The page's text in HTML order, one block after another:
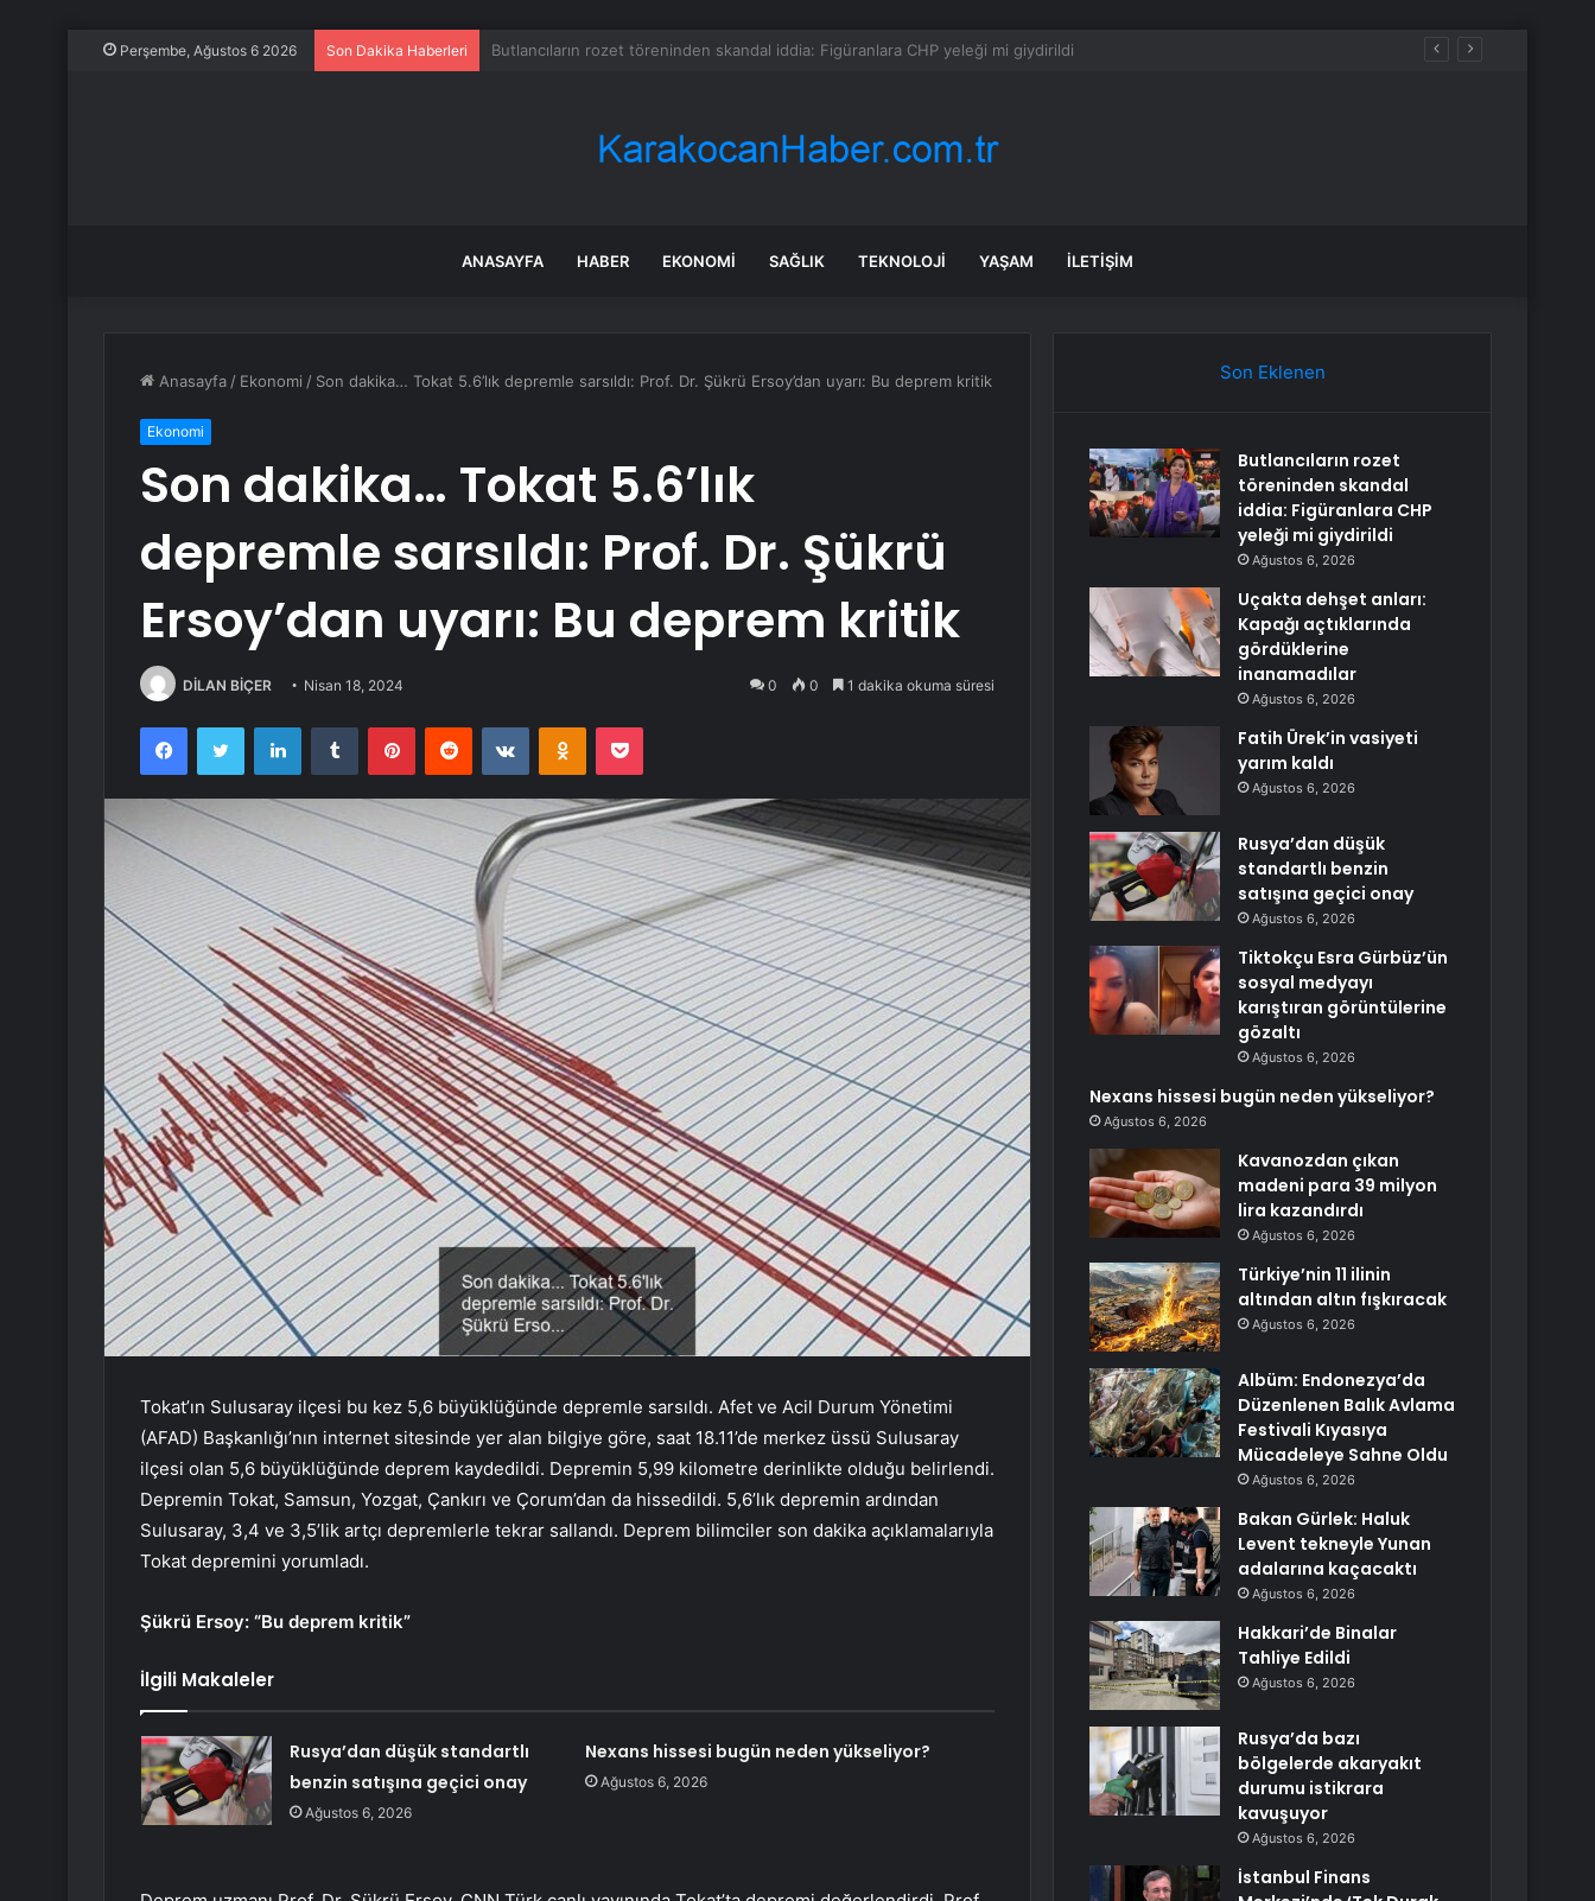
Perşembe, Ağustos 6 2026 Son Dakika Haberleri Uçakta dehşet anları: Kapağı açtıklarında gördüklerine inanamadılar
ANASAYFA HABER EKONOMI SAĞLIK TEKNOLOJI YAŞAM İLETIŞIM
Anasayfa / Ekonomi / Son dakika… Tokat 5.6’lık depremle sarsıldı: Prof. Dr. Şükrü Ersoy’dan uyarı: Bu deprem kritik
Ekonomi
Son dakika… Tokat 5.6’lık
depremle sarsıldı: Prof. Dr. Şükrü
Ersoy’dan uyarı: Bu deprem kritik
DİLAN BİÇER Nisan 18, 2024 0 0 1 dakika okuma süresi
FacebookTwitter LinkedInTumblr PinterestReddit VKontakteOdnoklassniki
Pocket
Tokat’ın Sulusaray ilçesi bu kez 5,6 büyüklüğünde depremle sarsıldı. Afet ve Acil Durum Yönetimi
(AFAD) Başkanlığı’nın internet sitesinde yer alan bilgiye göre, saat 18.11’de merkez üssü Sulusaray
ilçesi olan 5,6 büyüklüğünde deprem kaydedildi. Depremin 5,99 kilometre derinlikte olduğu belirlendi.
Depremin Tokat, Samsun, Yozgat, Çankırı ve Çorum’dan da hissedildi. 5,6’lık depremin ardından
Sulusaray, 3,4 ve 3,5’lik artçı depremlerle tekrar sallandı. Deprem bilimciler son dakika açıklamalarıyla
Tokat depremini yorumladı.
Şükrü Ersoy: “Bu deprem kritik”
İlgili Makaleler
Rusya’dan düşük standartlı
benzin satışına geçici onay
Ağustos 6, 2026
Nexans hissesi bugün neden yükseliyor?
Ağustos 6, 2026
Son Eklenen
Butlancıların rozet
töreninden skandal
iddia: Figüranlara CHP
yeleği mi giydirildi
Ağustos 6, 2026
Uçakta dehşet anları:
Kapağı açtıklarında
gördüklerine
inanamadılar
Ağustos 6, 2026
Fatih Ürek’in vasiyeti
yarım kaldı
Ağustos 6, 2026
Rusya’dan düşük
standartlı benzin
satışına geçici onay
Ağustos 6, 2026
Tiktokçu Esra Gürbüz’ün
sosyal medyayı
karıştıran görüntülerine
gözaltı
Ağustos 6, 2026
Nexans hissesi bugün neden yükseliyor?
Ağustos 6, 2026
Kavanozdan çıkan
madeni para 39 milyon
lira kazandırdı
Ağustos 6, 2026
Türkiye’nin 11 ilinin
altından altın fışkıracak
Ağustos 6, 2026
Albüm: Endonezya’da
Düzenlenen Balık Avlama
Festivali Kıyasıya
Mücadeleye Sahne Oldu
Ağustos 6, 2026
Bakan Gürlek: Haluk
Levent tekneyle Yunan
adalarına kaçacaktı
Ağustos 6, 2026
Hakkari’de Binalar
Tahliye Edildi
Ağustos 6, 2026
Rusya’da bazı
bölgelerde akaryakıt
durumu istikrara
kavuşuyor
Ağustos 6, 2026
İstanbul Finans